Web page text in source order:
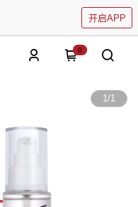
开启APP
0
1/1